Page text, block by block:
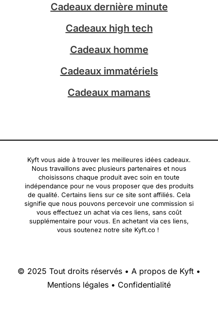
r
a
m
Cadeaux dernière minute
Cadeaux high tech
Cadeaux homme
Cadeaux immatériels
Cadeaux mamans
Kyft vous aide à trouver les meilleures idées cadeaux.
Nous travaillons avec plusieurs partenaires et nous
choisissons chaque produit avec soin en toute
indépendance pour ne vous proposer que des produits
de qualité. Certains liens sur ce site sont affiliés. Cela
signifie que nous pouvons percevoir une commission si
vous effectuez un achat via ces liens, sans coût
supplémentaire pour vous. En achetant via ces liens,
vous soutenez notre site Kyft.co !
© 2025 Tout droits réservés • A propos de Kyft •
Mentions légales • Confidentialité